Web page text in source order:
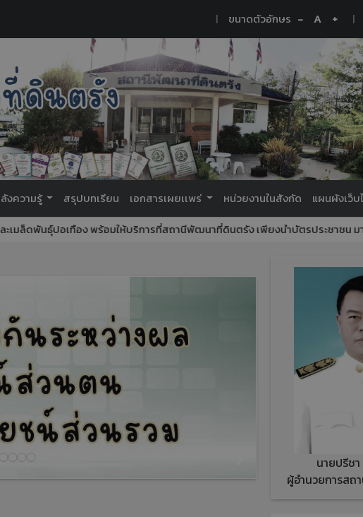
| ขนาดตัวอักษร - A + |
งความรู้ สรุปบทเรียน เอกสารเผยเเพร่ หน่วยงานในสังกัด
แผนผังเว็
ธุ์ปอเทือง พร้อมให้บริการที่สถานีพัฒนาที่ดินตรัง เพียงนำบัตรประชาชน มาติดต่อรั
นายปรีช
ผู้อำนวยการส